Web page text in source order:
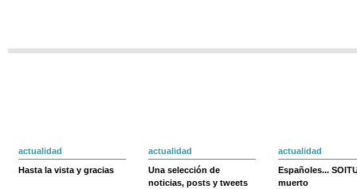
actualidad
Hasta la vista y gracias
actualidad
Una selección de
noticias, posts y tweets
actualidad
Españoles...
muerto